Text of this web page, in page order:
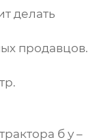
делать
продавцов.
б у –